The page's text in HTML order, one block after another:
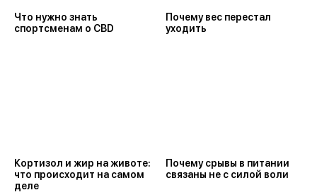
Что нужно знать
спортсменам о CBD
Почему вес перестал
уходить
Кортизол и жир на животе:
что происходит на самом
деле
Почему срывы в питании
связаны не с силой воли